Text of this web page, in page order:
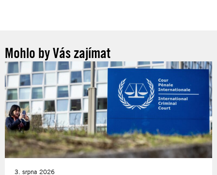
Mohlo by Vás zajímat
3. srpna 2026